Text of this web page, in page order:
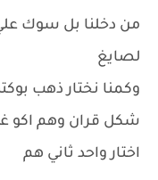
من دخلنا بل سوك
لصايغ
وكمنا نختار ذهب
شكل قران وهم اكو
اختار واحد ثاني هم